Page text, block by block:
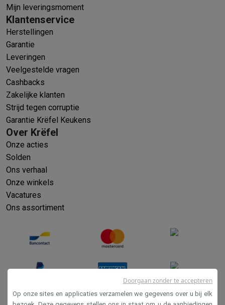
Mijn leveringsmoment
Klantenservice
Herstellingen
Garantie
Leveringen
Veelgestelde vragen
Cashbacks
Zakelijke klanten
Strijd tegen corruptie
Garantie Krëfel Keukens
Over Krëfel
Onze acties
Solden
Ons verhaal
Onze winkels
Vacatures
Ons assortiment
Op onze sites en applicaties verzamelen we gegevens over u bij elk
Doorgaan zonder te accepteren